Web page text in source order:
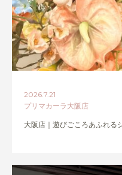
2026.7.21
プリマカーラ大阪店
大阪店｜遊びごころあふれる